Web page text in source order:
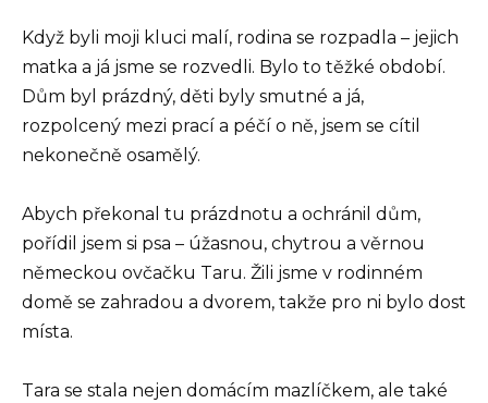
Když byli moji kluci malí, rodina se rozpadla – jejich
matka a já jsme se rozvedli. Bylo to těžké období.
Dům byl prázdný, děti byly smutné a já,
rozpolcený mezi prací a péčí o ně, jsem se cítil
nekonečně osamělý.
Abych překonal tu prázdnotu a ochránil dům,
pořídil jsem si psa – úžasnou, chytrou a věrnou
německou ovčačku Taru. Žili jsme v rodinném
domě se zahradou a dvorem, takže pro ni bylo dost
místa.
Tara se stala nejen domácím mazlíčkem, ale také